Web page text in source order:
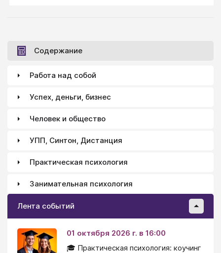
Содержание
Работа над собой
Успех, деньги, бизнес
Человек и общество
УПП, Синтон, Дистанция
Практическая психология
Занимательная психология
Лента событий
01 октября 2026 г. в 16:00
🎓 Практическая психология: коучинг